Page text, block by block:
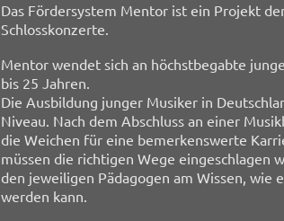
Das Fördersystem Mentor ist ein Projekt
Schlosskonzerte.
Mentor wendet sich an höchstbegabte
bis 25 Jahren.
Die Ausbildung junger Musiker in
Niveau. Nach dem Abschluss an einer
die Weichen für eine bemerkenswerte
müssen die richtigen Wege eingeschlagen
den jeweiligen Pädagogen am Wissen,
werden kann.